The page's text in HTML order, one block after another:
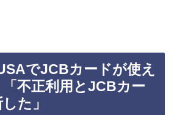
でJCBカードが使え
不正利用とJCBカー
た」